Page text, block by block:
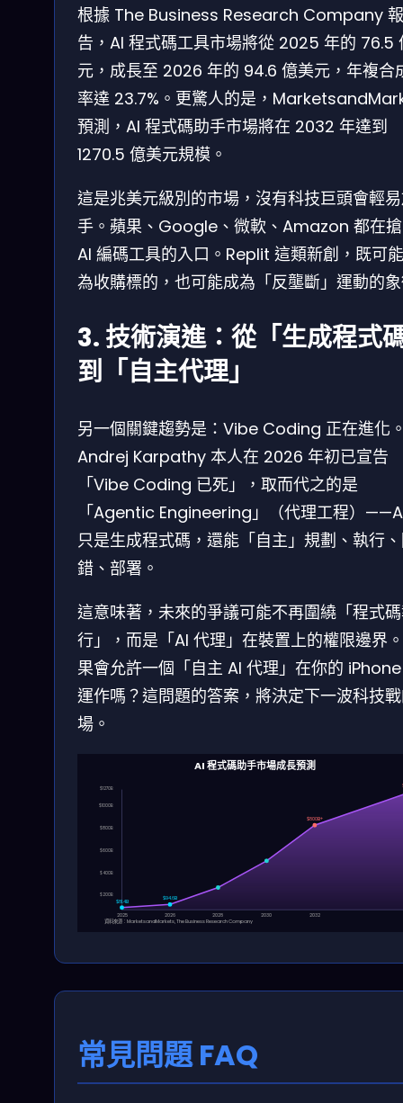
根據 The Business Research Company 報
告，AI 程式碼工具市場將從 2025 年的 76.5
元，成長至 2026 年的 94.6 億美元，年複合
率達 23.7%。更驚人的是，
預測，AI 程式碼助手市場將在 2032 年達到
1270.5 億美元規模。
這是兆美元級別的市場，沒有科技巨頭會輕
手。蘋果、Google、微軟、Amazon 都在
AI 編碼工具的入口。Replit 這類新創，既可
為收購標的，也可能成為「反壟斷」運動的
3. 技術演進：從「生成程式
到「自主代理」
另一個關鍵趨勢是：Vibe Coding 正在進化
Andrej Karpathy 本人在 2026 年初已宣告
「Vibe Coding 已死」，取而代之的是
「Agentic Engineering」（代理工程）
只是生成程式碼，還能「自主」規劃、執行
錯、部署。
這意味著，未來的爭議可能不再圍繞「程式
行」，而是「AI 代理」在裝置上的權限邊界
果會允許一個「自主 AI 代理」在你的
運作嗎？這問題的答案，將決定下一波科技
場。
AI 程式碼助手市場成長預測
資料來源：MarketsandMarkets, The Business Research Company
2025 2026 2028 2030 2032
$200B
$400B
$600B
$800B
$1000B
$1270B
$81.4B $94.6B
$800B+
常見問題 FAQ